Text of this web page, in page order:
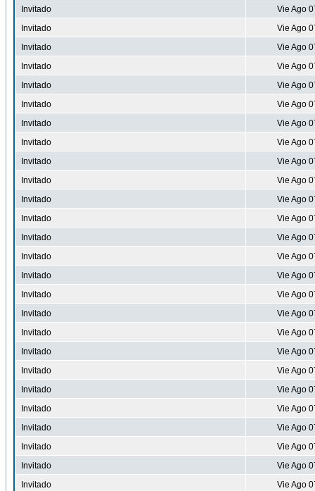
Invitado
Vie Ago
Invitado
Vie Ago
Invitado
Vie Ago
Invitado
Vie Ago
Invitado
Vie Ago
Invitado
Vie Ago
Invitado
Vie Ago
Invitado
Vie Ago
Invitado
Vie Ago
Invitado
Vie Ago
Invitado
Vie Ago
Invitado
Vie Ago
Invitado
Vie Ago
Invitado
Vie Ago
Invitado
Vie Ago
Invitado
Vie Ago
Invitado
Vie Ago
Invitado
Vie Ago
Invitado
Vie Ago
Invitado
Vie Ago
Invitado
Vie Ago
Invitado
Vie Ago
Invitado
Vie Ago
Invitado
Vie Ago
Invitado
Vie Ago
Invitado
Vie Ago